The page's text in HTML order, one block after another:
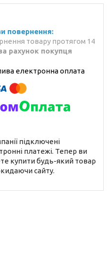
товару протягом 14
рахунок покупця
підключені
платежі. Тепер ви
купити будь-який товар
сайту.